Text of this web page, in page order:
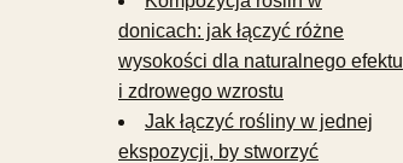
donicach: jak łączyć różne
wysokości dla naturalnego efektu
i zdrowego wzrostu
Jak łączyć rośliny w jednej
ekspozycji, by stworzyć